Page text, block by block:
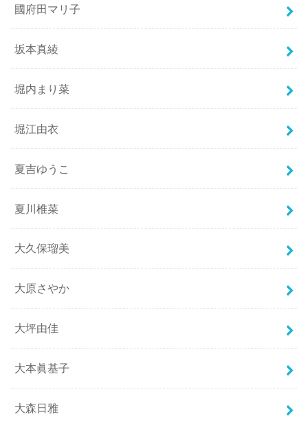
國府田マリ子
坂本真綾
堀内まり菜
堀江由衣
夏吉ゆうこ
夏川椎菜
大久保瑠美
大原さやか
大坪由佳
大本眞基子
大森日雅